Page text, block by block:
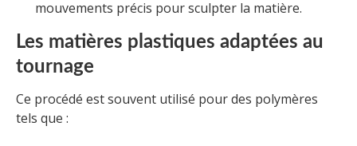
mouvements précis pour sculpter la matière.
Les matières plastiques adaptées au
tournage
Ce procédé est souvent utilisé pour des polymères
tels que :